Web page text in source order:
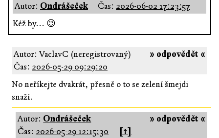
Autor: Ondrášeček Čas: 2026-06-02 17:23:57
Kéž by... 😉
» odpovědět «
Autor: VaclavC (neregistrovaný)
Čas: 2026-05-29 09:29:20
No neříkejte dvakrát, přesně o to se zelení šmejdi
snaží.
» odpovědět «
Autor: Ondrášeček
Čas: 2026-05-29 12:15:30
[↑]